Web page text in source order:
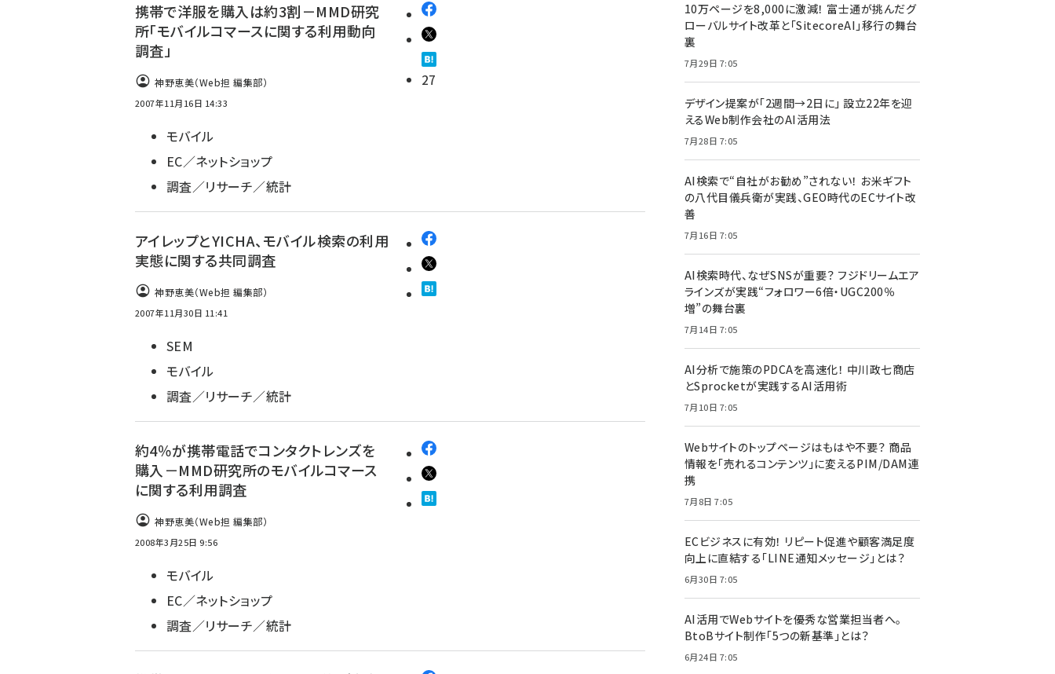
携帯で洋服を購入は約3割－MMD研究
所「モバイルコマースに関する利用動向
調査」
神野恵美（Web担 編集部）
2007年11月16日 14:33
27
モバイル
EC／ネットショップ
調査／リサーチ／統計
アイレップとYICHA、モバイル検索の利用
実態に関する共同調査
神野恵美（Web担 編集部）
2007年11月30日 11:41
SEM
モバイル
調査／リサーチ／統計
約4％が携帯電話でコンタクトレンズを
購入－MMD研究所のモバイルコマース
に関する利用調査
神野恵美（Web担 編集部）
2008年3月25日 9:56
モバイル
EC／ネットショップ
調査／リサーチ／統計
10万ページを8,000に激減！ 富士通が挑んだグ
ローバルサイト改革と「SitecoreAI」移行の舞台
裏
7月29日 7:05
デザイン提案が「2週間→2日に」 設立22年を迎
えるWeb制作会社のAI活用法
7月28日 7:05
AI検索で“自社がお勧め”されない！ お米ギフト
の八代目儀兵衛が実践、GEO時代のECサイト改
善
7月16日 7:05
AI検索時代、なぜSNSが重要？ フジドリームエア
ラインズが実践“フォロワー6倍・UGC200％
増”の舞台裏
7月14日 7:05
AI分析で施策のPDCAを高速化！ 中川政七商店
とSprocketが実践するAI活用術
7月10日 7:05
Webサイトのトップページはもはや不要？ 商品
情報を「売れるコンテンツ」に変えるPIM/DAM連
携
7月8日 7:05
ECビジネスに有効！ リピート促進や顧客満足度
向上に直結する「LINE通知メッセージ」とは？
6月30日 7:05
AI活用でWebサイトを優秀な営業担当者へ。
BtoBサイト制作「5つの新基準」とは？
6月24日 7:05